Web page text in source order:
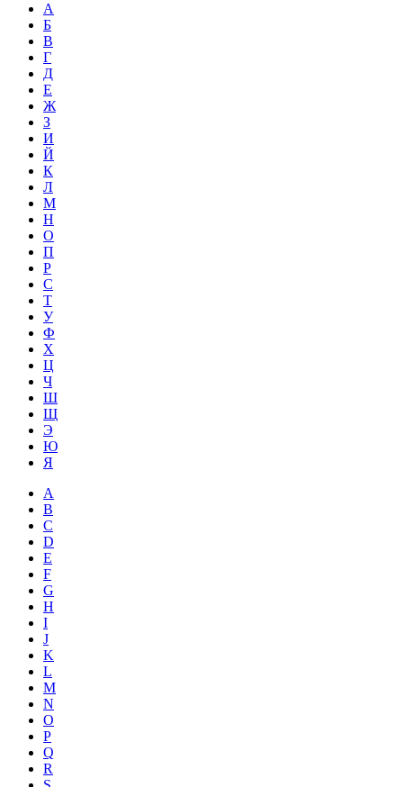
А
Б
В
Г
Д
Е
Ж
З
И
Й
К
Л
М
Н
О
П
Р
С
Т
У
Ф
Х
Ц
Ч
Ш
Щ
Э
Ю
Я
A
B
C
D
E
F
G
H
I
J
K
L
M
N
O
P
Q
R